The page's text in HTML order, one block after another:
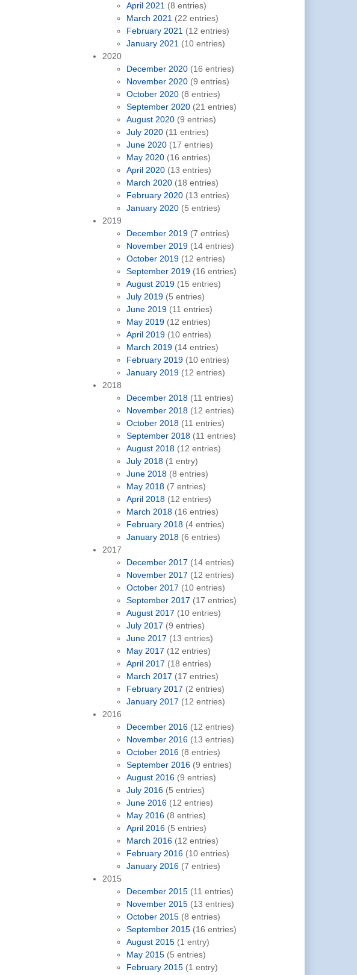
April 2021 (8 entries)
March 2021 (22 entries)
February 2021 (12 entries)
January 2021 (10 entries)
2020
December 2020 (16 entries)
November 2020 (9 entries)
October 2020 (8 entries)
September 2020 (21 entries)
August 2020 (9 entries)
July 2020 (11 entries)
June 2020 (17 entries)
May 2020 (16 entries)
April 2020 (13 entries)
March 2020 (18 entries)
February 2020 (13 entries)
January 2020 (5 entries)
2019
December 2019 (7 entries)
November 2019 (14 entries)
October 2019 (12 entries)
September 2019 (16 entries)
August 2019 (15 entries)
July 2019 (5 entries)
June 2019 (11 entries)
May 2019 (12 entries)
April 2019 (10 entries)
March 2019 (14 entries)
February 2019 (10 entries)
January 2019 (12 entries)
2018
December 2018 (11 entries)
November 2018 (12 entries)
October 2018 (11 entries)
September 2018 (11 entries)
August 2018 (12 entries)
July 2018 (1 entry)
June 2018 (8 entries)
May 2018 (7 entries)
April 2018 (12 entries)
March 2018 (16 entries)
February 2018 (4 entries)
January 2018 (6 entries)
2017
December 2017 (14 entries)
November 2017 (12 entries)
October 2017 (10 entries)
September 2017 (17 entries)
August 2017 (10 entries)
July 2017 (9 entries)
June 2017 (13 entries)
May 2017 (12 entries)
April 2017 (18 entries)
March 2017 (17 entries)
February 2017 (2 entries)
January 2017 (12 entries)
2016
December 2016 (12 entries)
November 2016 (13 entries)
October 2016 (8 entries)
September 2016 (9 entries)
August 2016 (9 entries)
July 2016 (5 entries)
June 2016 (12 entries)
May 2016 (8 entries)
April 2016 (5 entries)
March 2016 (12 entries)
February 2016 (10 entries)
January 2016 (7 entries)
2015
December 2015 (11 entries)
November 2015 (13 entries)
October 2015 (8 entries)
September 2015 (16 entries)
August 2015 (1 entry)
May 2015 (5 entries)
February 2015 (1 entry)